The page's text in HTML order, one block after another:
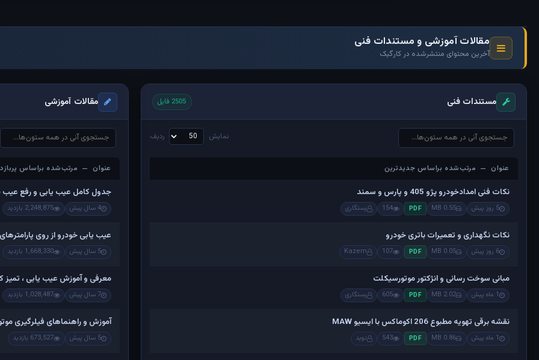
مقالات آموزشی و مستندات فنی
آخرین محتوای منتشرشده در کارگیک
مستندات فنی 2505 فایل
نمایش ردیف
عنوان — مرتب‌شده براساس جدیدترین
عنوان — مرتب‌شده براساس جدیدترین
نکات فنی امدادخودرو پژو 405 و پارس و سمند
5 روز پیش 0.55 MB
PDF
154 رستگاری
نکات نگهداری و تعمیرات باتری خودرو
6 روز پیش 0.05 MB
PDF
107
Kazem
مبانی سوخت رسانی و انژکتور موتورسیکلت
1 ماه پیش 2.02 MB
PDF
605 رستگاری
نقشه برقی تهویه مطبوع 206 اکوماکس با ایسیو MAW
1 ماه پیش 0.86 MB
PDF
543 نوید
مقالات آموزشی
عنوان — مرتب‌شده براساس
عنوان — مرتب‌شده براساس
جدول کامل عیب یابی و رفع عیب
4 سال پیش 2,248,875 بازدید
عیب یابی خودرو از روی
5 سال پیش 1,668,330 بازدید
معرفی و آموزش عیب یابی ، تمیز
7 سال پیش 1,028,487 بازدید
آموزش و راهنماهای فیلرگیری
5 سال پیش 673,527 بازدید